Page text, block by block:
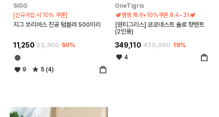
SIGG
[신규가입 시 10% 쿠폰]
지그 쏘리어스 진공 텀블러 500미리
11,250 22,500 50%
9 5 (4)
OneTigris
🏕️캠핑 특가+10%쿠폰 8.4~31🏕️
[원티그리스] 코코네스트 솔로 핫텐트
(2인용)
349,110 430,000 19%
4